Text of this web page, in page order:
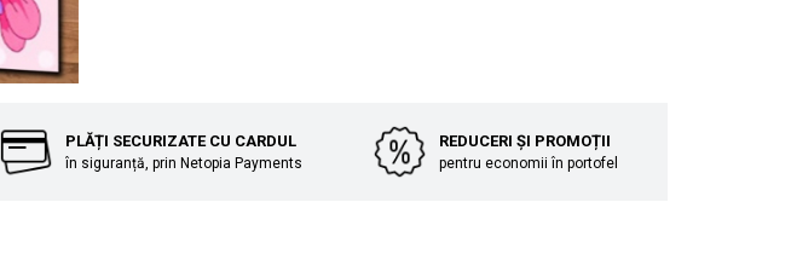
PLĂȚI SECURIZATE CU CARDUL
în siguranță, prin Netopia Payments
REDUCERI ȘI PROMOȚII
pentru economii în portofel